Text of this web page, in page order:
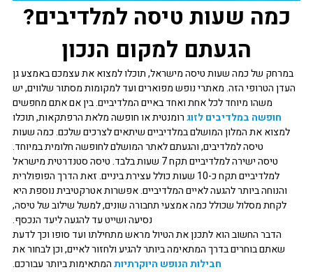
כמה שעות טיסה למלדיבים?
הגעתם למקום הנכון
במרחק של כמה שעות טיסה מישראל, תוכלו למצוא את עצמכם באמצע גן
העדן הטרופי הזה. מאתרי נופש מפוארים ועד למקומות מסתור שלווים, יש
משהו מיוחד לכל אחת ואחד באיים המלדיביים. בין אם אתם מחפשים
חופשה במלדיבים לזוגרומנטית או חופשה מלאת הרפתקאות, תוכלו
למצוא את המלון המושלם במלדיביים שיתאים לצרכים שלכם. כמה שעות
טיסה למלדיבים, והגעתם לאתר המושלם לחופשה חלומית במיוחד.
טיסה ישירה למלדיביים תקח 7 שעות בלבד. טיסה סטנדרטית מישראל
למלדיביים תקח כ-10 שעות כולל עצירת ביניים. זאת הדרך הפופולרית
והנוחה ביותר להגעה לאיים המלדיביים. אפשרות אטרקטיבית נוספת היא
לקחת מסלול שכולל כמה אמצעי תחבורה שונים, למשל שילוב של טיסה,
נסיעה ושייט עד להגעה ליעד הנכסף.
הדבר החשוב הוא לתכנן את הטיול מראש מתחילתו ועד סופו וכך לדעת
שאתם בוחרים בדרך המתאימה ביותר להגיע ולחזור לאיים, וכן לבחור את
חבילות הנופש היוקרתיותהמתאימות ביותר עבורכם.